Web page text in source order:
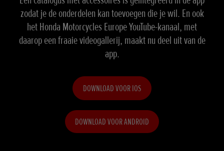
zodat je de onderdelen kan toevoegen die je wil. En ook
het Honda Motorcycles Europe YouTube-kanaal, met
daarop een fraaie videogallerij, maakt nu deel uit van de
app.
DOWNLOAD VOOR IOS
DOWNLOAD VOOR ANDROID